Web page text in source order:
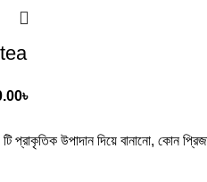
৳
প্রাকৃতিক উপাদান দিয়ে বানানো, কোন